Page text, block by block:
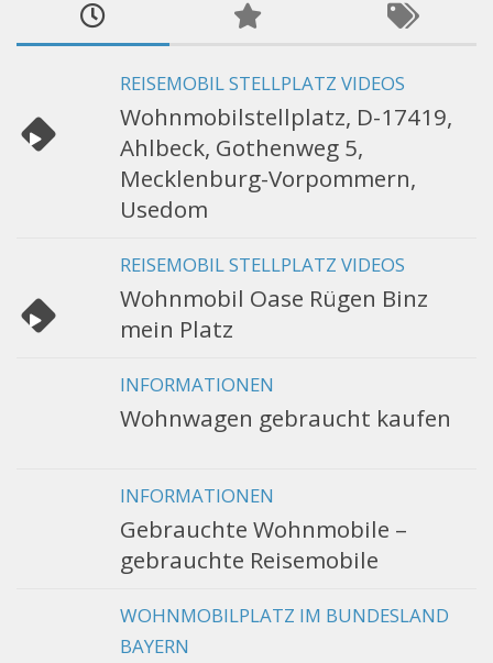
REISEMOBIL STELLPLATZ VIDEOS
Wohnmobilstellplatz, D-17419,
Ahlbeck, Gothenweg 5,
Mecklenburg-Vorpommern,
Usedom
REISEMOBIL STELLPLATZ VIDEOS
Wohnmobil Oase Rügen Binz
mein Platz
INFORMATIONEN
Wohnwagen gebraucht kaufen
INFORMATIONEN
Gebrauchte Wohnmobile –
gebrauchte Reisemobile
WOHNMOBILPLATZ IM BUNDESLAND
BAYERN